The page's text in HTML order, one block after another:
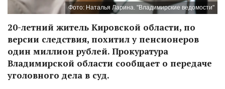
Фото: Наталья Ларина. "Владимирские ведомости"
20-летний житель Кировской области, по
версии следствия, похитил у пенсионеров
один миллион рублей. Прокуратура
Владимирской области сообщает о передаче
уголовного дела в суд.